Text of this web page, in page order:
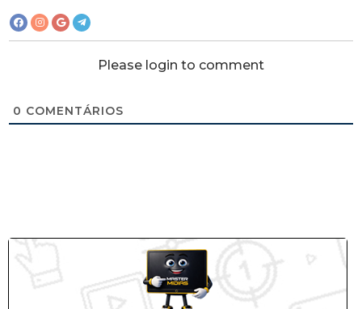
Please login to comment
0 COMENTÁRIOS